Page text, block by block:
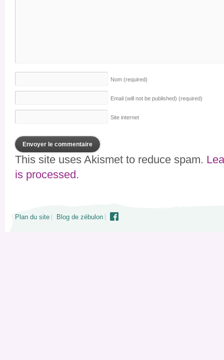
Nom (required)
Email (will not be published) (required)
Site internet
This site uses Akismet to reduce spam.
is processed.
Plan du site Blog de zébulon